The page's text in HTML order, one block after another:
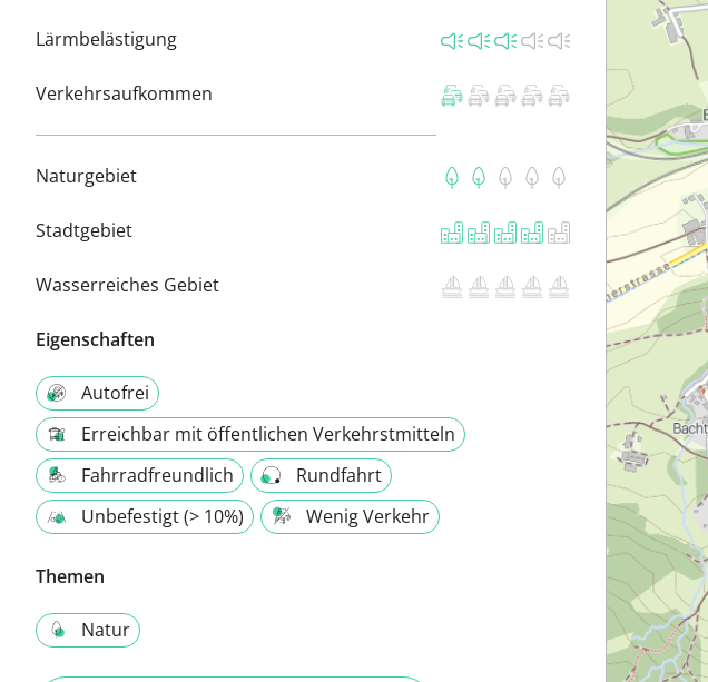
Lärmbelästigung
Verkehrsaufkommen
Naturgebiet
Stadtgebiet
Wasserreiches Gebiet
Eigenschaften
Autofrei
Erreichbar mit öffentlichen Verkehrstmitteln
Fahrradfreundlich
Rundfahrt
Unbefestigt (> 10%)
Wenig Verkehr
Themen
Natur